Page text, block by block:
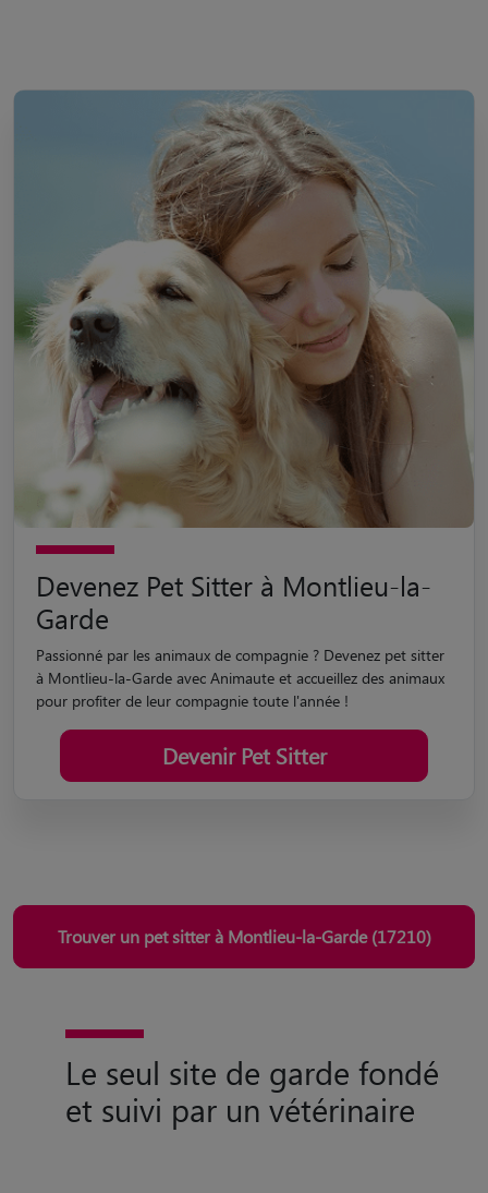
Devenez Pet Sitter à Montlieu-la-
Garde
Passionné par les animaux de compagnie ? Devenez pet sitter
à Montlieu-la-Garde avec Animaute et accueillez des animaux
pour profiter de leur compagnie toute l'année !
Devenir Pet Sitter
Trouver un pet sitter à Montlieu-la-Garde (17210)
Le seul site de garde fondé
et suivi par un vétérinaire